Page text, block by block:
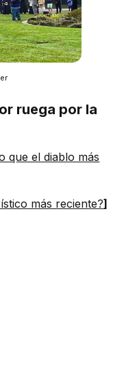
ruega por la
que el diablo más
más reciente?]